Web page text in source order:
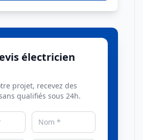
électricien
projet, recevez des
qualifiés sous 24h.